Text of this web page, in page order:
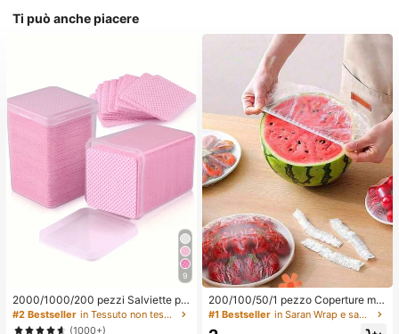
Ti può anche piacere
9
2000/1000/200 pezzi Salviette pe
r la pulizia delle unghie - Tamponi p
rofessionali senza pelucchi per rim
#2 Bestseller
in Tessuto non tessuto Strumenti per la rimozione
(1000+)
200/100/50/1 pezzo Coperture mo
nouso in pellicola trasparente per al
imenti, Coperture per doccia, Sacc
#1 Bestseller in Saran Wrap e sacchetti di plastica